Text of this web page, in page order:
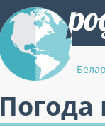
Погода